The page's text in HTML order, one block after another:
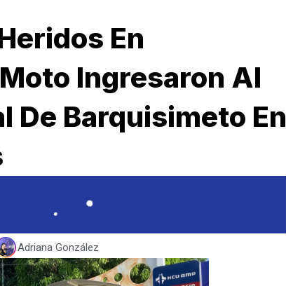
En
Ingresaron Al
De Barquisimeto En
Adriana González